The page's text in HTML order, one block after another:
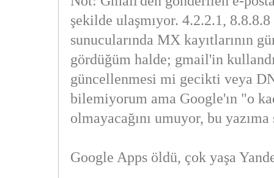
şekilde ulaşmıyor. 4.2.2.1,
sunucularında MX kayıtlarının
gördüğüm halde; gmail'in
güncellenmesi mi gecikti veya
bilemiyorum ama Google'ın "o
olmayacağını umuyor, bu
Google Apps öldü, çok yaşa